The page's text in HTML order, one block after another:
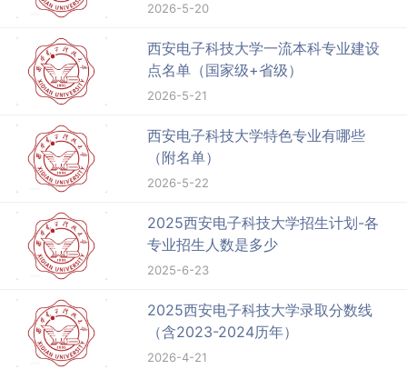
2026-5-20
西安电子科技大学一流本科专业建设
点名单（国家级+省级）
2026-5-21
西安电子科技大学特色专业有哪些
（附名单）
2026-5-22
2025西安电子科技大学招生计划-各
专业招生人数是多少
2025-6-23
2025西安电子科技大学录取分数线
（含2023-2024历年）
2026-4-21